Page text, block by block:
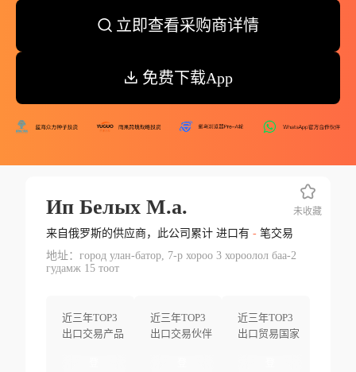
立即查看采购商详情
免费下载App
Ип Белых М.а.
来自俄罗斯的供应商，此公司累计 进口有 -笔交易
地址：город улан-батор, 7-р хороо 3 хороолол баа-2
гудамж 15 тоот
近三年TOP3
出口交易产品
近三年TOP3
出口交易伙伴
近三年TOP3
出口贸易国家
未收藏